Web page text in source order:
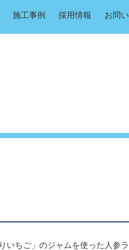
施工事例 採用情報 お問
いちご」のジャムを使った人参